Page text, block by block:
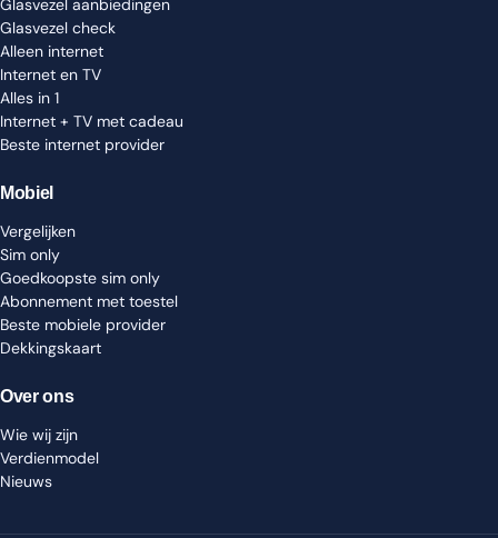
Glasvezel aanbiedingen
Glasvezel check
Alleen internet
Internet en TV
Alles in 1
Internet + TV met cadeau
Beste internet provider
Mobiel
Vergelijken
Sim only
Goedkoopste sim only
Abonnement met toestel
Beste mobiele provider
Dekkingskaart
Over ons
Wie wij zijn
Verdienmodel
Nieuws